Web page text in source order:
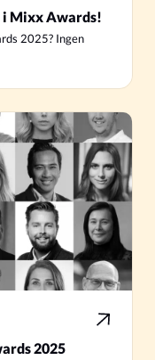
i Mixx Awards!
2025? Ingen
2025